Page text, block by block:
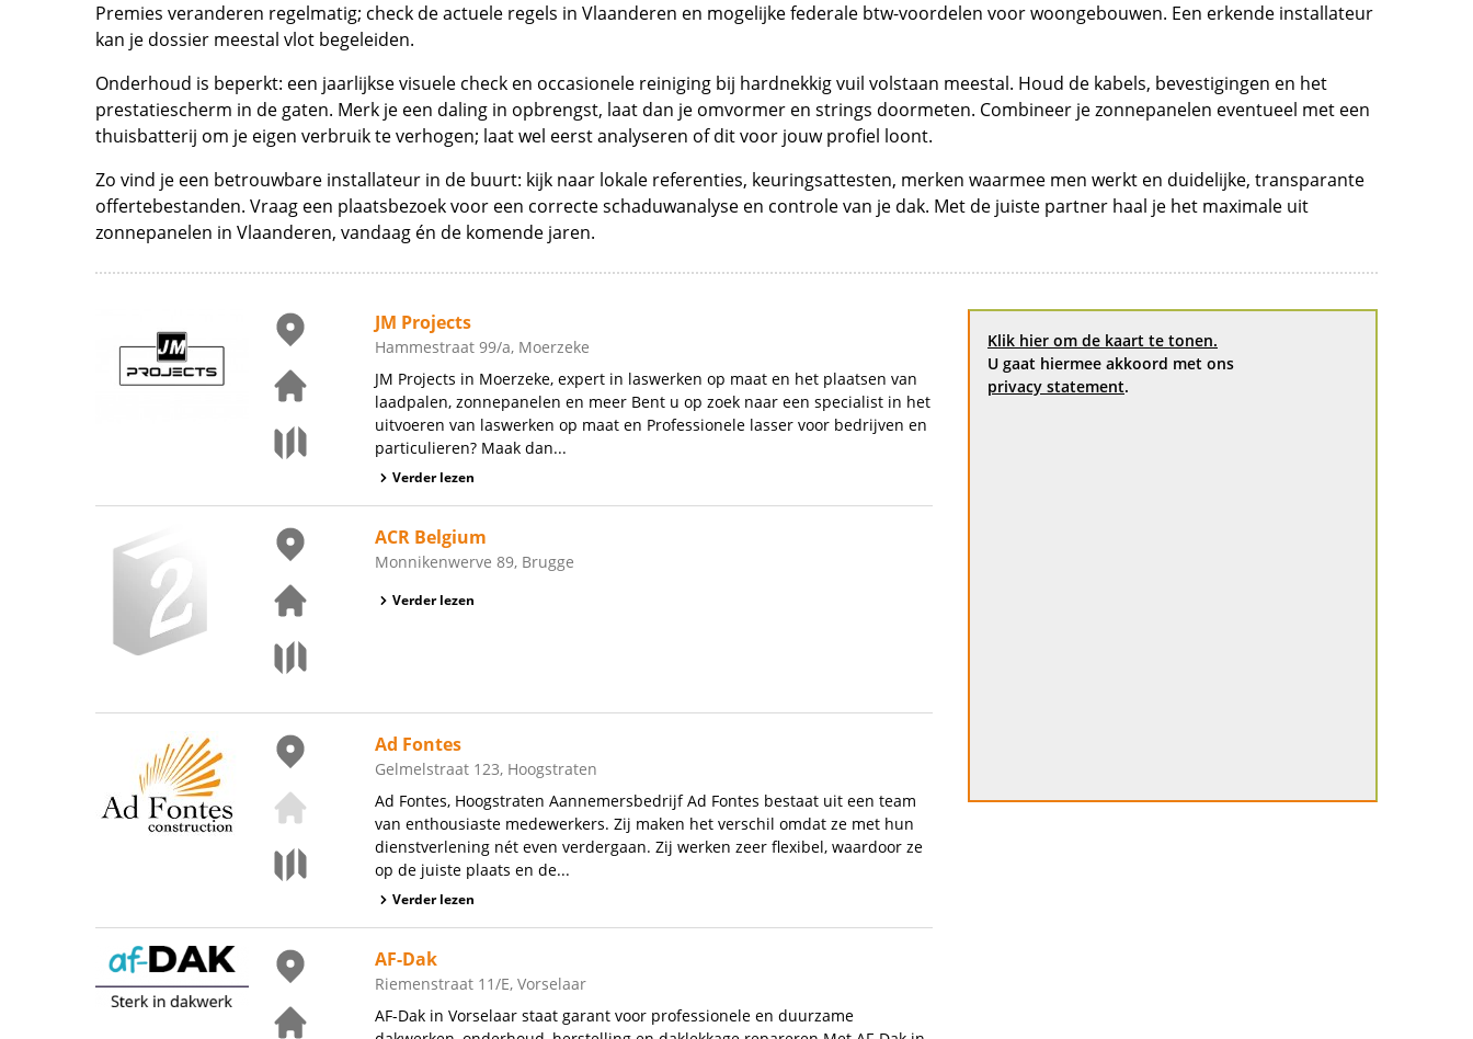
Premies veranderen regelmatig; check de actuele regels in Vlaanderen en mogelijke federale btw-voordelen voor woongebouwen. Een erkende installateur
kan je dossier meestal vlot begeleiden.
Onderhoud is beperkt: een jaarlijkse visuele check en occasionele reiniging bij hardnekkig vuil volstaan meestal. Houd de kabels, bevestigingen en het
prestatiescherm in de gaten. Merk je een daling in opbrengst, laat dan je omvormer en strings doormeten. Combineer je zonnepanelen eventueel met een
thuisbatterij om je eigen verbruik te verhogen; laat wel eerst analyseren of dit voor jouw profiel loont.
Zo vind je een betrouwbare installateur in de buurt: kijk naar lokale referenties, keuringsattesten, merken waarmee men werkt en duidelijke, transparante
offertebestanden. Vraag een plaatsbezoek voor een correcte schaduwanalyse en controle van je dak. Met de juiste partner haal je het maximale uit
zonnepanelen in Vlaanderen, vandaag én de komende jaren.
JM Projects
Hammestraat 99/a, Moerzeke
JM Projects in Moerzeke, expert in laswerken op maat en het plaatsen van
laadpalen, zonnepanelen en meer Bent u op zoek naar een specialist in het
uitvoeren van laswerken op maat en Professionele lasser voor bedrijven en
particulieren? Maak dan...
Verder lezen
ACR Belgium
Monnikenwerve 89, Brugge
Verder lezen
Ad Fontes
Gelmelstraat 123, Hoogstraten
Ad Fontes, Hoogstraten Aannemersbedrijf Ad Fontes bestaat uit een team
van enthousiaste medewerkers. Zij maken het verschil omdat ze met hun
dienstverlening nét even verdergaan. Zij werken zeer flexibel, waardoor ze
op de juiste plaats en de...
Verder lezen
AF-Dak
Riemenstraat 11/E, Vorselaar
AF-Dak in Vorselaar staat garant voor professionele en duurzame
Klik hier om de kaart te tonen.
U gaat hiermee akkoord met ons
privacy statement.